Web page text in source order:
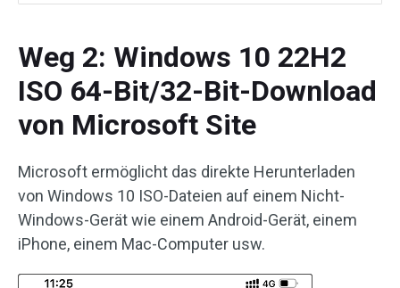
Weg 2: Windows 10 22H2
ISO 64-Bit/32-Bit-Download
von Microsoft Site
Microsoft ermöglicht das direkte Herunterladen
von Windows 10 ISO-Dateien auf einem Nicht-
Windows-Gerät wie einem Android-Gerät, einem
iPhone, einem Mac-Computer usw.